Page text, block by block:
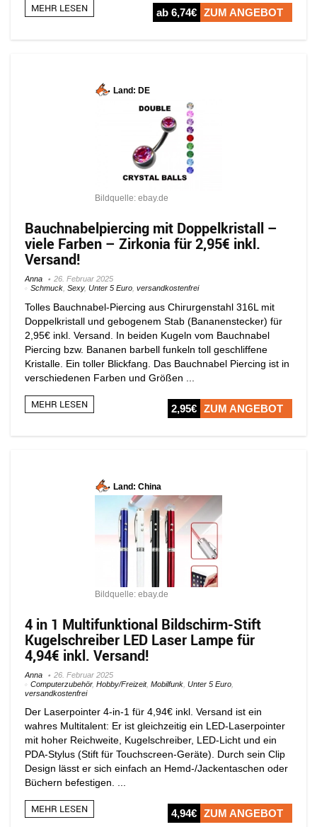
MEHR LESEN ab 6,74€ ZUM ANGEBOT
Land: DE
Bildquelle: ebay.de
Bauchnabelpiercing mit Doppelkristall –
viele Farben – Zirkonia für 2,95€ inkl.
Versand!
Anna
26. Februar 2025
Schmuck Sexy, Unter 5 Euro versandkostenfrei
Tolles Bauchnabel-Piercing aus Chirurgenstahl 316L mit
Doppelkristall und gebogenem Stab (Bananenstecker) für
2,95€ inkl. Versand. In beiden Kugeln vom Bauchnabel
Piercing bzw. Bananen barbell funkeln toll geschliffene
Kristalle. Ein toller Blickfang. Das Bauchnabel Piercing ist in
verschiedenen Farben und Größen ...
MEHR LESEN 2,95€ ZUM ANGEBOT
Land: China
Bildquelle: ebay.de
4 in 1 Multifunktional Bildschirm-Stift
Kugelschreiber LED Laser Lampe für
4,94€ inkl. Versand!
Anna
26. Februar 2025
Computerzubehör, Hobby/Freizeit, Mobilfunk Unter 5 Euro
versandkostenfrei
Der Laserpointer 4-in-1 für 4,94€ inkl. Versand ist ein
wahres Multitalent: Er ist gleichzeitig ein LED-Laserpointer
mit hoher Reichweite, Kugelschreiber, LED-Licht und ein
PDA-Stylus (Stift für Touchscreen-Geräte). Durch sein Clip
Design lässt er sich einfach an Hemd-/Jackentaschen oder
Büchern befestigen. ...
MEHR LESEN 4,94€ ZUM ANGEBOT